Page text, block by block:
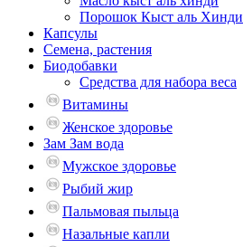
Порошок Кыст аль Хинди
Капсулы
Семена, растения
Биодобавки
Средства для набора веса
Витамины
Женское здоровье
Зам Зам вода
Мужское здоровье
Рыбий жир
Пальмовая пыльца
Назальные капли